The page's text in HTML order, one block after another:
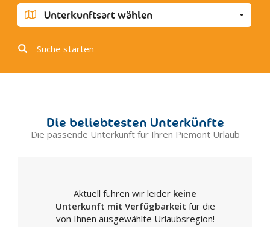
Albugnano
Antignano
Aramengo
Belveglio
Buttigliera d'Asti
Camerano Casasco
Unterkunftsart wählen
Suche starten
Die beliebtesten Unterkünfte
Die passende Unterkunft für Ihren Piemont Urlaub
Aktuell führen wir leider keine
Unterkunft mit Verfügbarkeit für die
von Ihnen ausgewählte Urlaubsregion!